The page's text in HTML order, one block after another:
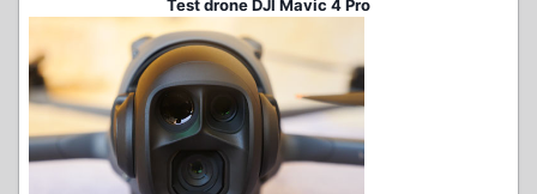
Test drone DJI Mavic 4 Pro